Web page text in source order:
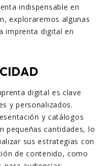
indispensable en
exploraremos algunas
imprenta digital en
digital es clave
y personalizados.
y catálogos
pequeñas cantidades, lo
sus estrategias con
de contenido, como